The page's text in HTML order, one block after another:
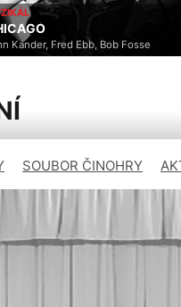
Fred Ebb, Bob Fosse
SOUBOR ČINOHRY